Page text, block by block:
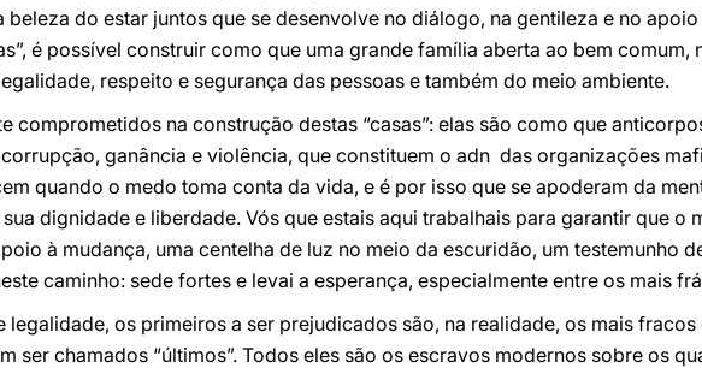
do estar juntos que se desenvolve no diálogo, na gentileza e no
é possível construir como que uma grande família aberta ao bem comum,
respeito e segurança das pessoas e também do meio ambiente.
comprometidos na construção destas “casas”: elas são como que
ganância e violência, que constituem o adn das organizações
quando o medo toma conta da vida, e é por isso que se apoderam da
dignidade e liberdade. Vós que estais aqui trabalhais para garantir que o
à mudança, uma centelha de luz no meio da escuridão, um testemunho
caminho: sede fortes e levai a esperança, especialmente entre os mais
legalidade, os primeiros a ser prejudicados são, na realidade, os mais
ser chamados “últimos”. Todos eles são os escravos modernos sobre os